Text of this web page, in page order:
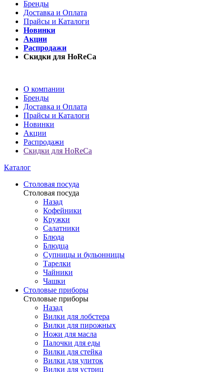
Бренды
Доставка и Оплата
Прайсы и Каталоги
Новинки
Акции
Распродажи
Скидки для HoReCa
О компании
Бренды
Доставка и Оплата
Прайсы и Каталоги
Новинки
Акции
Распродажи
Скидки для HoReCa
Каталог
Столовая посуда
Столовая посуда
Назад
Кофейники
Кружки
Салатники
Блюда
Блюдца
Супницы и бульонницы
Тарелки
Чайники
Чашки
Cтоловые приборы
Cтоловые приборы
Назад
Вилки для лобстера
Вилки для пирожных
Ножи для масла
Палочки для еды
Вилки для стейка
Вилки для улиток
Вилки для устриц